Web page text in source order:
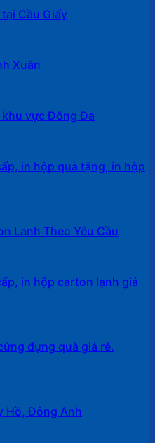
Cầu Giấy
Xuân
khu vực Đống Đa
in hộp quà tặng, in hộp
Lạnh Theo Yêu Cầu
in hộp carton lạnh giá
đựng quà giá rẻ.
Hồ, Đông Anh